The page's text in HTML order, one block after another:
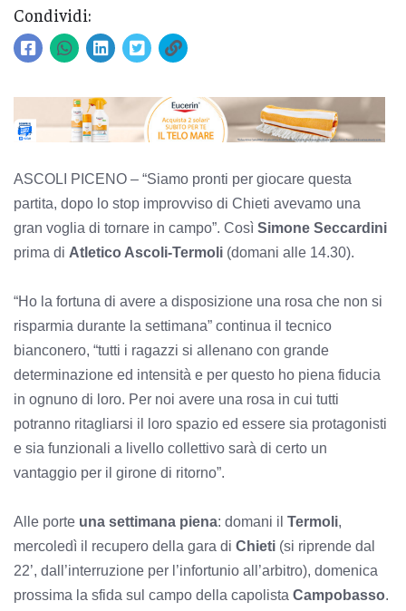
Condividi:
ASCOLI PICENO – “Siamo pronti per giocare questa
partita, dopo lo stop improvviso di Chieti avevamo una
gran voglia di tornare in campo”. Così Simone Seccardini
prima di Atletico Ascoli-Termoli (domani alle 14.30).
“Ho la fortuna di avere a disposizione una rosa che non si
risparmia durante la settimana” continua il tecnico
bianconero, “tutti i ragazzi si allenano con grande
determinazione ed intensità e per questo ho piena fiducia
in ognuno di loro. Per noi avere una rosa in cui tutti
potranno ritagliarsi il loro spazio ed essere sia protagonisti
e sia funzionali a livello collettivo sarà di certo un
vantaggio per il girone di ritorno”.
Alle porte una settimana piena: domani il Termoli,
mercoledì il recupero della gara di Chieti (si riprende dal
22’, dall’interruzione per l’infortunio all’arbitro), domenica
prossima la sfida sul campo della capolista Campobasso.